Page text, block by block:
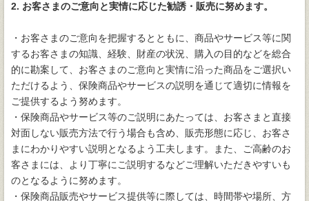
2. お客さまのご意向と実情に応じた勧誘・販売に努めます。
・お客さまのご意向を把握するとともに、商品やサービス等に関
するお客さまの知識、経験、財産の状況、購入の目的などを総合
的に勘案して、お客さまのご意向と実情に沿った商品をご選択い
ただけるよう、保険商品やサービスの説明を通じて適切に情報を
ご提供するよう努めます。
・保険商品やサービス等のご説明にあたっては、お客さまと直接
対面しない販売方法で行う場合も含め、販売形態に応じ、お客さ
まにわかりやすい説明となるよう工夫します。また、ご高齢のお
客さまには、より丁寧にご説明するなどご理解いただきやすいも
のとなるように努めます。
・保険商品販売やサービス提供等に際しては、時間帯や場所、方